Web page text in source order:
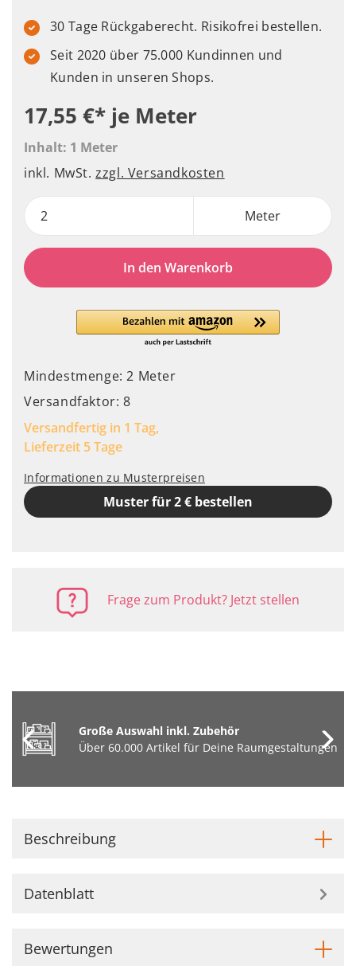
30 Tage Rückgaberecht. Risikofrei bestellen.
Seit 2020 über 75.000 Kundinnen und
Kunden in unseren Shops.
17,55 €* je Meter
Inhalt: 1 Meter
inkl. MwSt.zzgl. Versandkosten
Meter
In den Warenkorb
Mindestmenge: 2 Meter
Versandfaktor: 8
Versandfertig in 1 Tag,
Lieferzeit 5 Tage
Informationen zu Musterpreisen
Muster für 2 € bestellen
Frage zum Produkt? Jetzt stellen
Große Auswahl inkl. Zubehör
Über 60.000 Artikel für Deine Raumgestaltungen
Beschreibung
Datenblatt
Bewertungen